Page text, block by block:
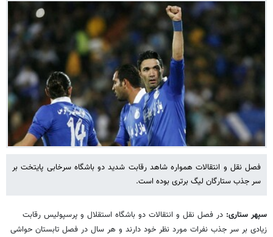
فصل نقل و انتقالات همواره شاهد رقابت شدید دو باشگاه سرخابی پایتخت بر
سر جذب ستارگان لیگ برتری بوده است.
سپهر ستاری: در فصل نقل و انتقالات دو باشگاه استقلال و پرسپولیس رقابت
زیادی بر سر جذب نفرات مورد نظر خود دارند و هر سال در فصل تابستان حواشی